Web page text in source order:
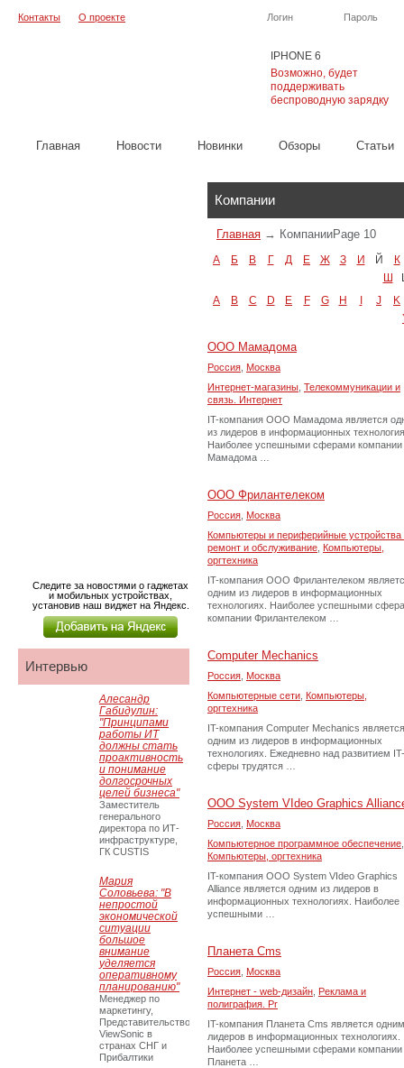
IPHONE 6
Возможно, будет
поддерживать
беспроводную зарядку
Логин Пароль
Контакты О проекте
Главная Новости Новинки Обзоры Cтатьи
Компании
Главная → КомпанииPage 10
А Б В Г Д Е Ж З И Й
К
Ш
A
B C D E F G H J
K
ООО Мамадома
Россия Москва
Интернет-магазины Телекоммуникации и
связь. Интернет
IT-компания ООО Мамадома является
из лидеров в информационных
Наиболее успешными сферами компании
Мамадома …
ООО Фрилантелеком
Россия Москва
Компьютеры и периферийные устройства
ремонт и обслуживание Компьютеры,
оргтехника
IT-компания ООО Фрилантелеком
одним из лидеров в информационных
технологиях. Наиболее успешными
компании Фрилантелеком …
Computer Mechanics
Россия Москва
Компьютерные сети Компьютеры,
оргтехника
IT-компания Computer Mechanics является
одним из лидеров в информационных
технологиях. Ежедневно над развитием IT-
сферы трудятся …
ООО System VIdeo Graphics
Россия Москва
Компьютерное программное обеспечение
Компьютеры, оргтехника
IT-компания ООО System VIdeo Graphics
Alliance является одним из лидеров в
информационных технологиях. Наиболее
успешными …
Планета Cms
Россия Москва
Интернет - web-дизайн Реклама и
полиграфия. Pr
IT-компания Планета Cms является
лидеров в информационных технологиях.
Наиболее успешными сферами компании
Планета …
Следите за новостями о гаджетах
и мобильных устройствах,
установив наш виджет на Яндекс.
Интервью
Алесандр
Габидулин:
"Принципами
работы ИТ
должны стать
проактивность
и понимание
долгосрочных
целей бизнеса"
Заместитель
генерального
директора по ИТ-
инфраструктуре,
ГК CUSTIS
Мария
Соловьева: "В
непростой
экономической
ситуации
большое
внимание
уделяется
оперативному
планированию"
Менеджер по
маркетингу,
Представительство
ViewSonic в
странах СНГ и
Прибалтики